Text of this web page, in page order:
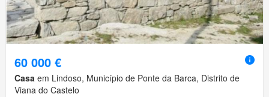
60 000 €
Casa em Lindoso, Município de Ponte da Barca, Distrito de
Viana do Castelo